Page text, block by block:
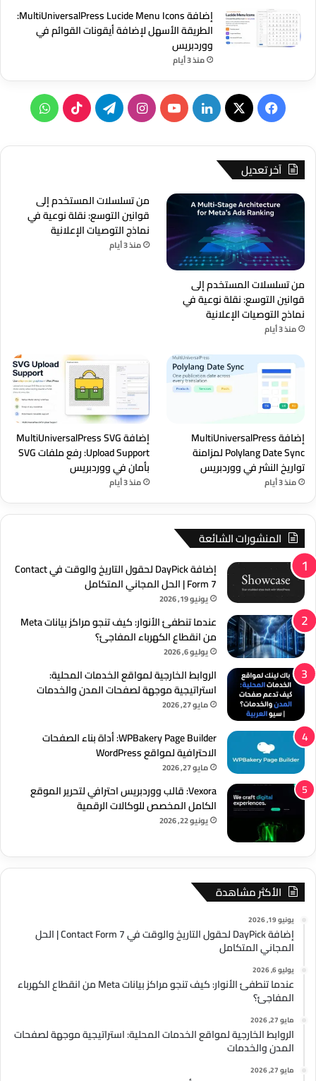
إضافة MultiUniversalPress Lucide Menu Icons:
الطريقة الأسهل لإضافة أيقونات القوائم في
ووردبريس
منذ 3 أيام
فيسبوك
‫X لينكدإن‫YouTubeانستقرامتيلقرام‫TikTok
آخر تعديل
من تسلسلات المستخدم إلى
قوانين التوسع: نقلة نوعية في
نماذج التوصيات الإعلانية
منذ 3 أيام
من تسلسلات المستخدم إلى
قوانين التوسع: نقلة نوعية في
نماذج التوصيات الإعلانية
منذ 3 أيام
إضافة MultiUniversalPress
Polylang Date Sync لمزامنة
تواريخ النشر في ووردبريس
منذ 3 أيام
إضافة MultiUniversalPress SVG
Upload Support: رفع ملفات SVG
بأمان في ووردبريس
منذ 3 أيام
المنشورات الشائعة
إضافة DayPick لحقول التاريخ والوقت في Contact
Form 7 | الحل المجاني المتكامل
يونيو 19, 2026
عندما تنطفئ الأنوار: كيف تنجو مراكز بيانات Meta
من انقطاع الكهرباء المفاجئ؟
يوليو 6, 2026
الروابط الخارجية لمواقع الخدمات المحلية:
استراتيجية موجهة لصفحات المدن والخدمات
مايو 27, 2026
WPBakery Page Builder: أداة بناء الصفحات
الاحترافية لمواقع WordPress
مايو 27, 2026
Vexora: قالب ووردبريس احترافي لتحرير الموقع
الكامل المخصص للوكالات الرقمية
يونيو 22, 2026
الأكثر مشاهدة
يونيو 19, 2026
إضافة DayPick لحقول التاريخ والوقت في Contact Form 7 | الحل
المجاني المتكامل
يوليو 6, 2026
عندما تنطفئ الأنوار: كيف تنجو مراكز بيانات Meta من انقطاع الكهرباء
المفاجئ؟
مايو 27, 2026
الروابط الخارجية لمواقع الخدمات المحلية: استراتيجية موجهة لصفحات
المدن والخدمات
مايو 27, 2026